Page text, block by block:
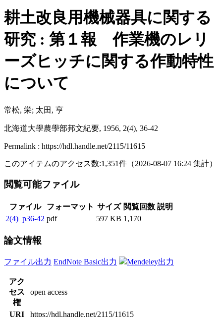
耕土改良用機械器具に関する
研究 : 第１報 作業機のレリ
ーズヒッチに関する作動特性
について
常松, 栄; 太田, 亨
北海道大學農學部邦文紀要, 1956, 2(4), 36-42
Permalink : https://hdl.handle.net/2115/11615
このアイテムのアクセス数:1,351件 （2026-08-07 16:24 集計）
閲覧可能ファイル
ファイル フォーマット サイズ 閲覧回数 説明
2(4)_p36-42 pdf 597 KB 1,170
論文情報
ファイル出力 EndNote Basic出力 Mendeley出力
アク
セス
権
open access
URI https://hdl.handle.net/2115/11615